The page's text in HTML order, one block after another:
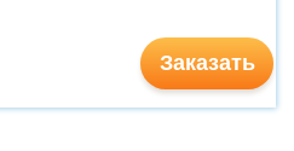
Заказать